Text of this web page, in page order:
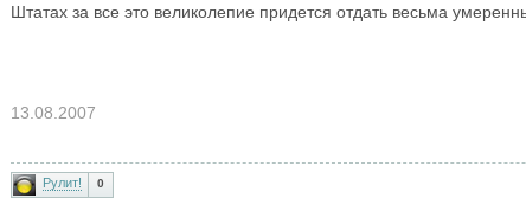
Штатах за все это великолепие придется отдать весьма
13.08.2007
Рулит! 0